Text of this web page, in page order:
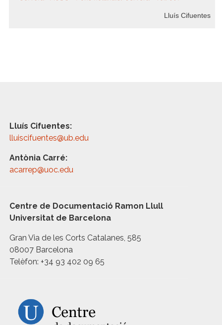
Lluís Cifuentes
Lluís Cifuentes:
lluiscifuentes@ub.edu
Antònia Carré:
acarrep@uoc.edu
Centre de Documentació Ramon Llull
Universitat de Barcelona
Gran Via de les Corts Catalanes, 585
08007 Barcelona
Telèfon: +34 93 402 09 65